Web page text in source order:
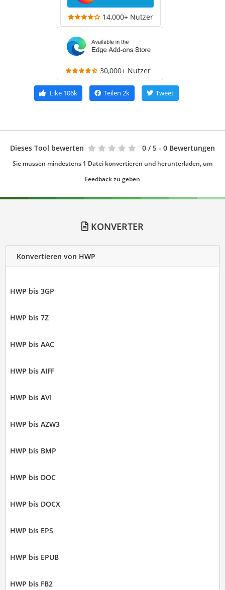
14,000+ Nutzer
30,000+ Nutzer
Like 106k Teilen 2k Tweet
Dieses Tool bewerten 0 / 5 - 0 Bewertungen
Sie müssen mindestens 1 Datei konvertieren und herunterladen, um
Feedback zu geben
KONVERTER
Konvertieren von HWP
HWP bis 3GP
HWP bis 7Z
HWP bis AAC
HWP bis AIFF
HWP bis AVI
HWP bis AZW3
HWP bis BMP
HWP bis DOC
HWP bis DOCX
HWP bis EPS
HWP bis EPUB
HWP bis FB2